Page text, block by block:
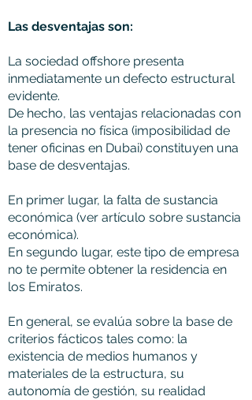
Las desventajas son:
La sociedad offshore presenta
inmediatamente un defecto estructural
evidente.
De hecho, las ventajas relacionadas con
la presencia no física (imposibilidad de
tener oficinas en Dubai) constituyen una
base de desventajas.
En primer lugar, la falta de sustancia
económica (ver artículo sobre sustancia
económica).
En segundo lugar, este tipo de empresa
no te permite obtener la residencia en
los Emiratos.
En general, se evalúa sobre la base de
criterios fácticos tales como: la
existencia de medios humanos y
materiales de la estructura, su
autonomía de gestión, su realidad